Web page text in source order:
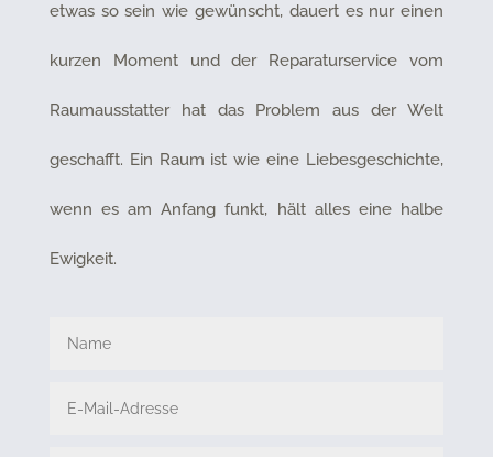
etwas so sein wie gewünscht, dauert es nur einen
kurzen Moment und der Reparaturservice vom
Raumausstatter hat das Problem aus der Welt
geschafft. Ein Raum ist wie eine Liebesgeschichte,
wenn es am Anfang funkt, hält alles eine halbe
Ewigkeit.